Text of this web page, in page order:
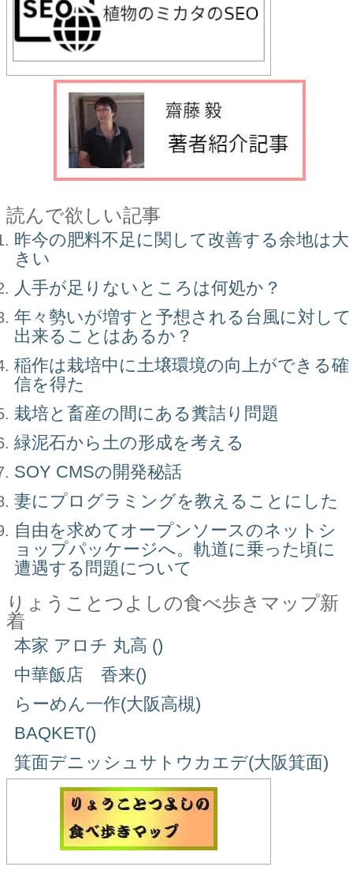
読んで欲しい記事
昨今の肥料不足に関して改善する余地は大
きい
人手が足りないところは何処か？
年々勢いが増すと予想される台風に対して
出来ることはあるか？
稲作は栽培中に土壌環境の向上ができる確
信を得た
栽培と畜産の間にある糞詰り問題
緑泥石から土の形成を考える
SOY CMSの開発秘話
妻にプログラミングを教えることにした
自由を求めてオープンソースのネットシ
ョップパッケージへ。軌道に乗った頃に
遭遇する問題について
りょうことつよしの食べ歩きマップ新
着
本家 アロチ 丸高 ()
中華飯店 香来()
らーめん一作(大阪高槻)
BAQKET()
箕面デニッシュサトウカエデ(大阪箕面)